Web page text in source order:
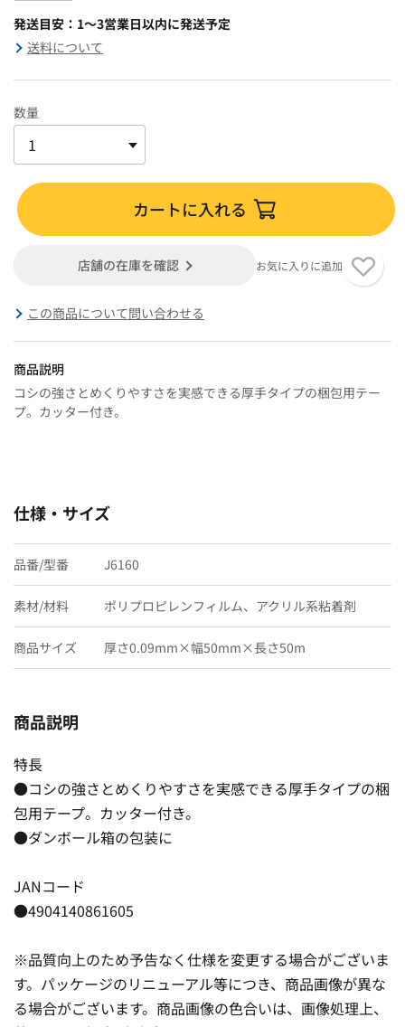
発送目安：1～3営業日以内に発送予定
送料について
数量
カートに入れる
店舗の在庫を確認 お気に入りに追加
この商品について問い合わせる
商品説明
コシの強さとめくりやすさを実感できる厚手タイプの梱包用テー
プ。カッター付き。
仕様・サイズ
品番/型番 J6160
素材/材料 ポリプロピレンフィルム、アクリル系粘着剤
商品サイズ 厚さ0.09mm×幅50mm×長さ50m
商品説明
特長
●コシの強さとめくりやすさを実感できる厚手タイプの梱
包用テープ。カッター付き。
●ダンボール箱の包装に
JANコード
●4904140861605
※品質向上のため予告なく仕様を変更する場合がございま
す。パッケージのリニューアル等につき、商品画像が異な
る場合がございます。商品画像の色合いは、画像処理上、